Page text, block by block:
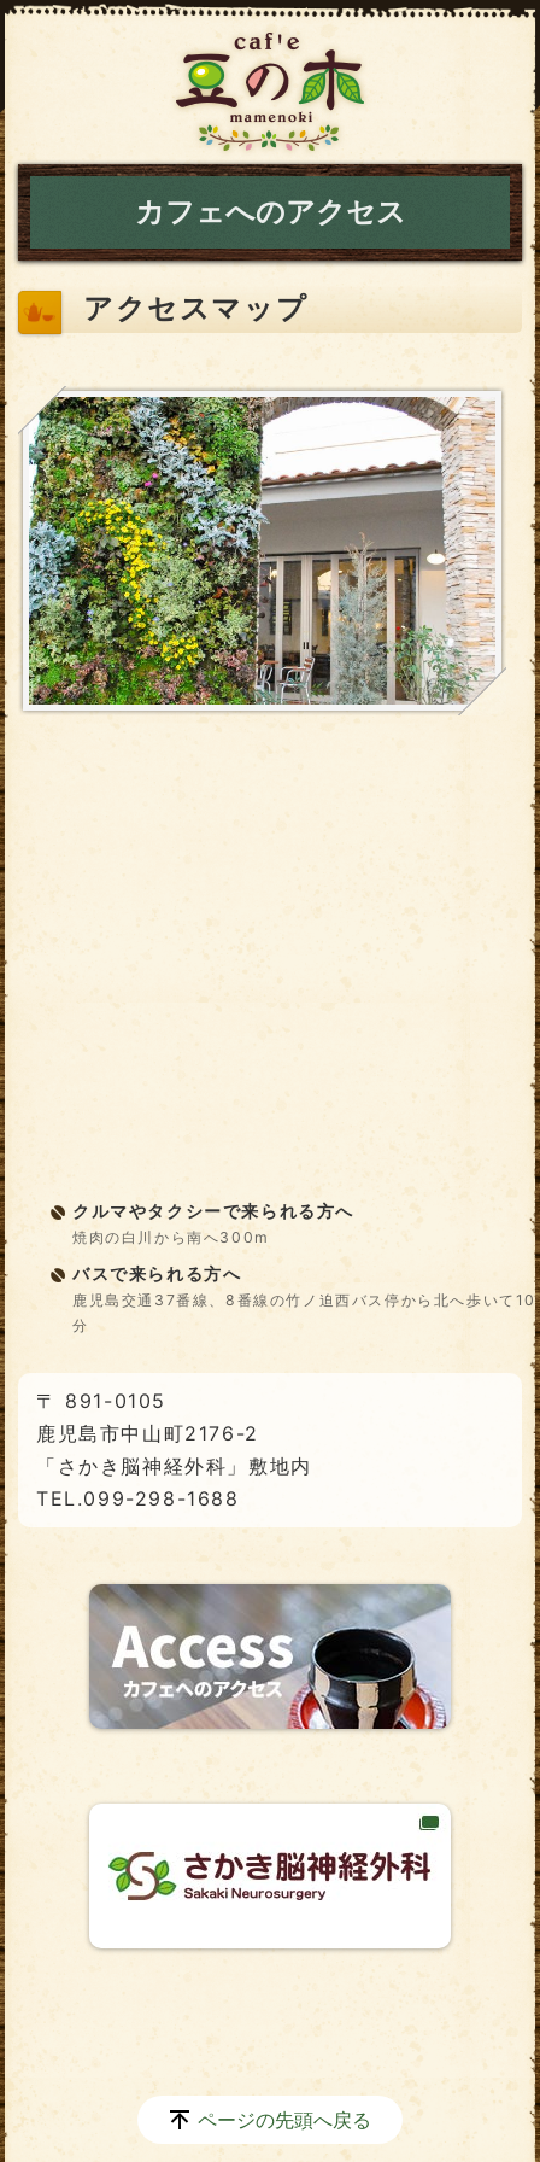
カフェへのアクセス
アクセスマップ
クルマやタクシーで来られる方へ
焼肉の白川から南へ300m
バスで来られる方へ
鹿児島交通37番線、8番線の竹ノ迫西バス停から北へ歩いて10
分
〒 891-0105
鹿児島市中山町2176-2
「さかき脳神経外科」敷地内
TEL.099-298-1688
ページの先頭へ戻る